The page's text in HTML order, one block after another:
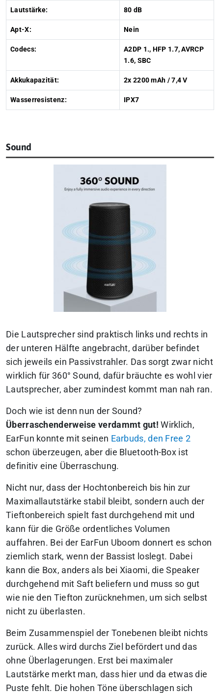
Lautstärke: 80 dB
Apt-X: Nein
Codecs:
A2DP 1., HFP 1.7, AVRCP
1.6, SBC
Akkukapazität: 2x 2200 mAh / 7,4 V
Wasserresistenz: IPX7
Sound
Die Lautsprecher sind praktisch links und rechts in
der unteren Hälfte angebracht, darüber befindet
sich jeweils ein Passivstrahler. Das sorgt zwar nicht
wirklich für 360° Sound, dafür bräuchte es wohl vier
Lautsprecher, aber zumindest kommt man nah ran.
Doch wie ist denn nun der Sound?
Überraschenderweise verdammt gut! Wirklich,
EarFun konnte mit seinen Earbuds, den Free 2
schon überzeugen, aber die Bluetooth-Box ist
definitiv eine Überraschung.
Nicht nur, dass der Hochtonbereich bis hin zur
Maximallautstärke stabil bleibt, sondern auch der
Tieftonbereich spielt fast durchgehend mit und
kann für die Größe ordentliches Volumen
auffahren. Bei der EarFun Uboom donnert es schon
ziemlich stark, wenn der Bassist loslegt. Dabei
kann die Box, anders als bei Xiaomi, die Speaker
durchgehend mit Saft beliefern und muss so gut
wie nie den Tiefton zurücknehmen, um sich selbst
nicht zu überlasten.
Beim Zusammenspiel der Tonebenen bleibt nichts
zurück. Alles wird durchs Ziel befördert und das
ohne Überlagerungen. Erst bei maximaler
Lautstärke merkt man, dass hier und da etwas die
Puste fehlt. Die hohen Töne überschlagen sich